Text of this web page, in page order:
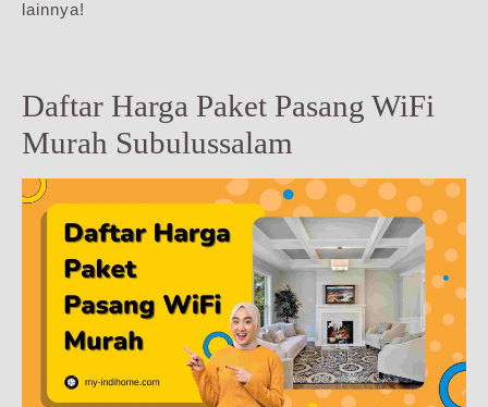
lainnya!
Daftar Harga Paket Pasang WiFi
Murah Subulussalam